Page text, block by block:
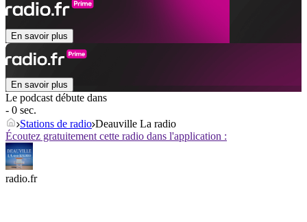
En savoir plus
En savoir plus
Le podcast débute dans
- 0 sec.
Stations de radio Deauville La radio
Écoutez gratuitement cette radio dans l'application :
radio.fr